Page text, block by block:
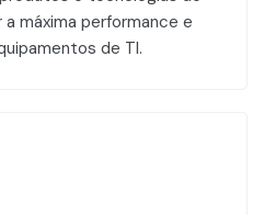
máxima performance e
de TI.